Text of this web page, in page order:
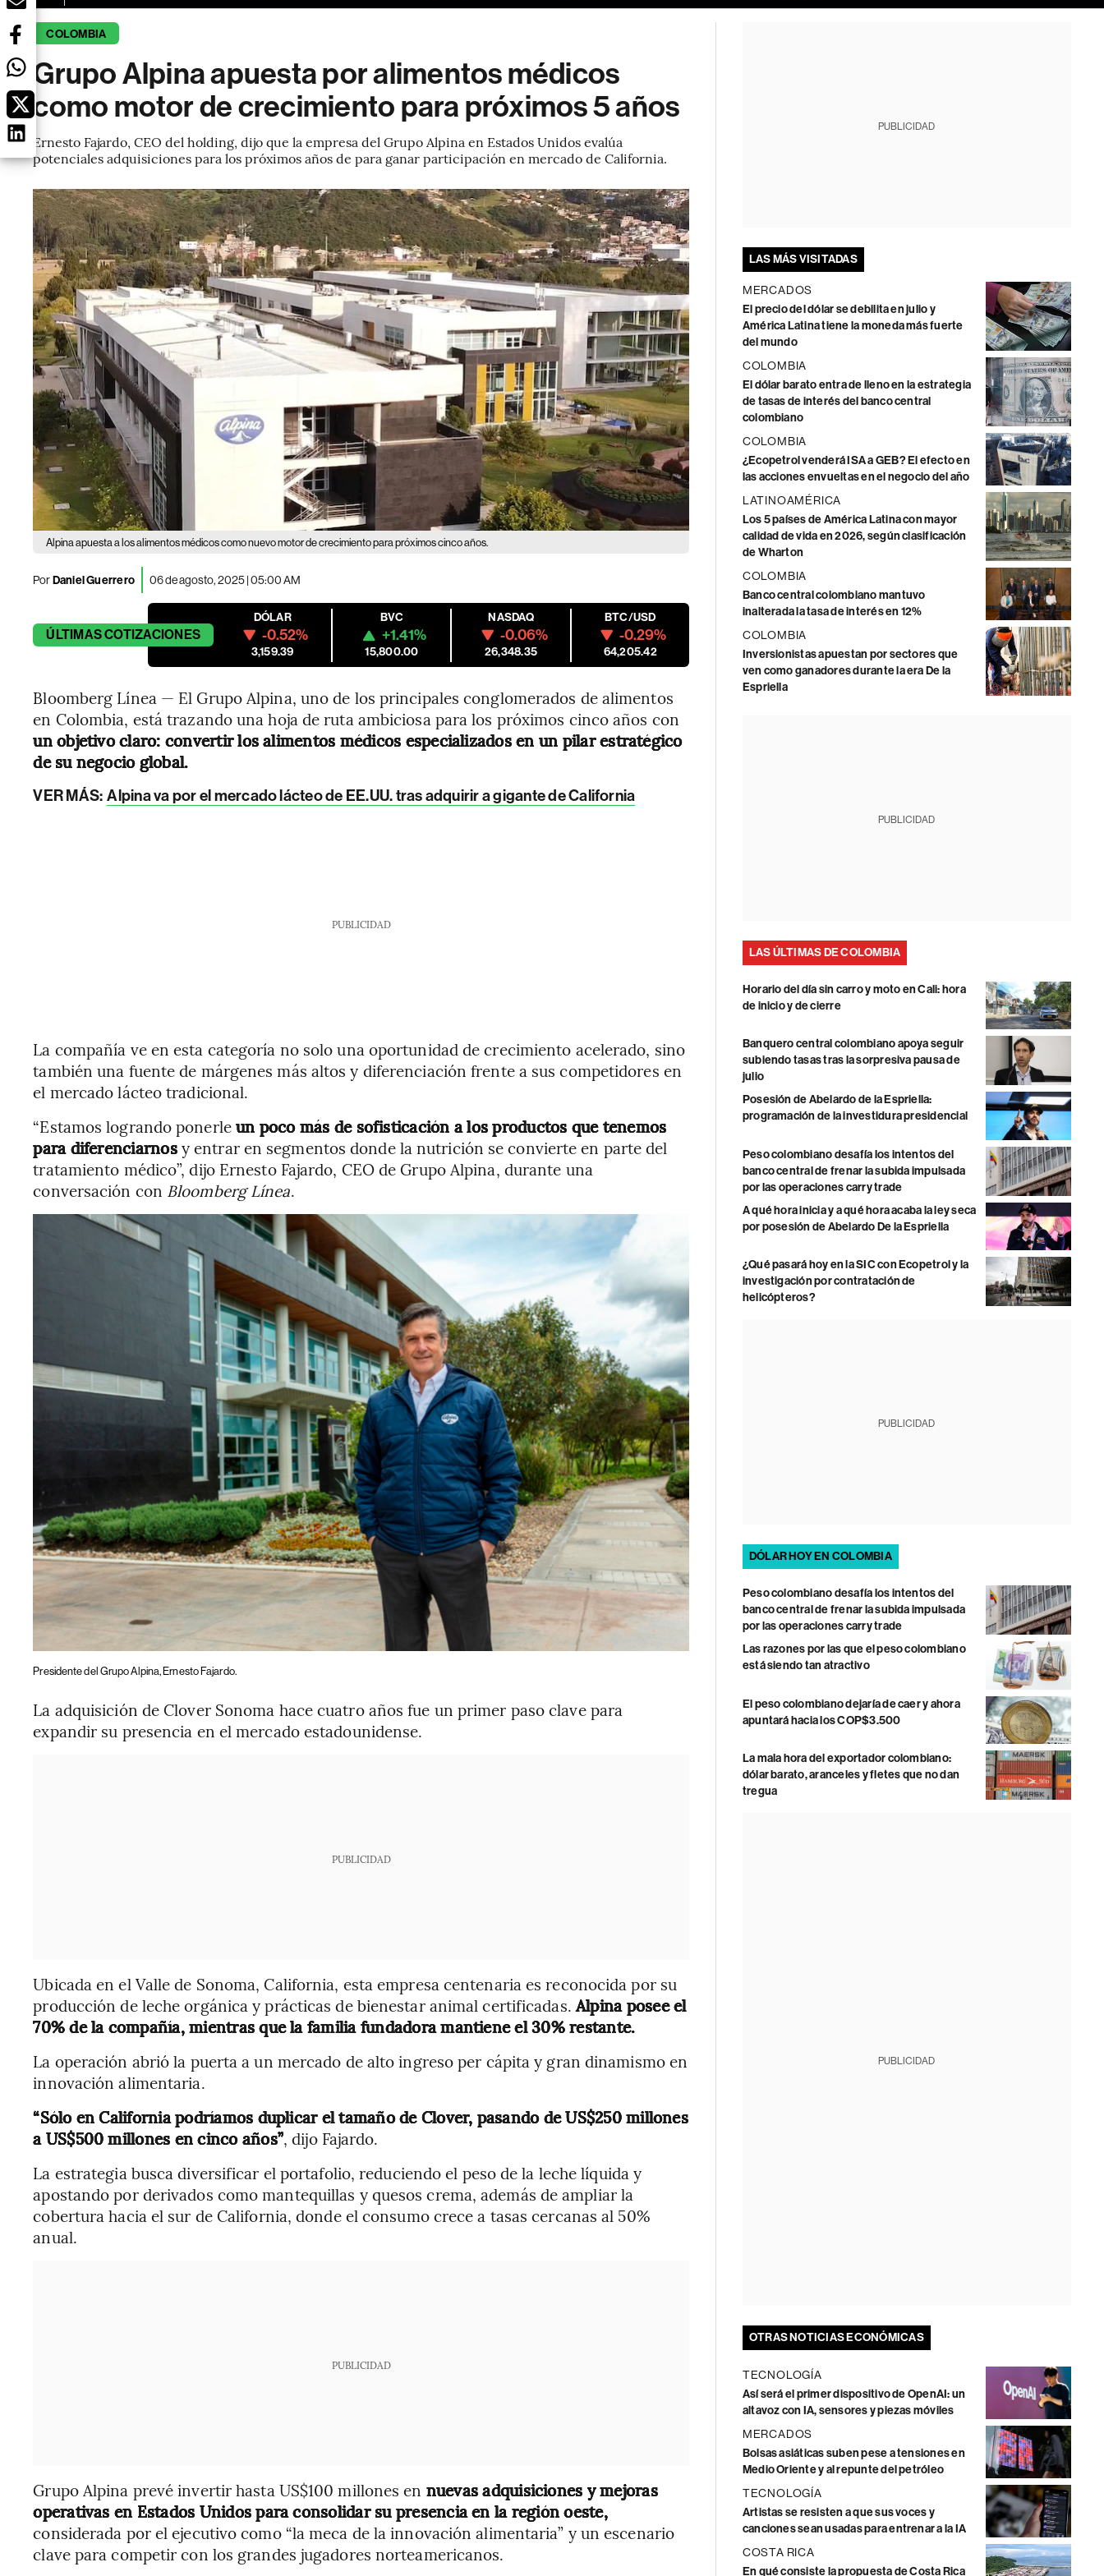
COLOMBIA
Grupo Alpina apuesta por alimentos médicos
como motor de crecimiento para próximos 5 años
Ernesto Fajardo, CEO del holding, dijo que la empresa del Grupo Alpina en Estados Unidos evalúa
potenciales adquisiciones para los próximos años de para ganar participación en mercado de California.
Alpina apuesta a los alimentos médicos como nuevo motor de crecimiento para próximos cinco años.
PorDaniel Guerrero 06 de agosto, 2025 | 05:00 AM
ÚLTIMASCOTIZACIONES
DÓLAR
-0.52%
3,159.39
BVC
+1.41%
15,800.00
NASDAQ
-0.06%
26,348.35
BTC/USD
-0.29%
64,205.42
Bloomberg Línea — El Grupo Alpina, uno de los principales conglomerados de alimentos
en Colombia, está trazando una hoja de ruta ambiciosa para los próximos cinco años con
un objetivo claro: convertir los alimentos médicos especializados en un pilar estratégico
de su negocio global.
VER MÁS: Alpina va por el mercado lácteo de EE.UU. tras adquirir a gigante de California
PUBLICIDAD
La compañía ve en esta categoría no solo una oportunidad de crecimiento acelerado, sino
también una fuente de márgenes más altos y diferenciación frente a sus competidores en
el mercado lácteo tradicional.
“Estamos logrando ponerleun poco más de sofisticación a los productos que tenemos
para diferenciarnosy entrar en segmentos donde la nutrición se convierte en parte del
tratamiento médico”, dijo Ernesto Fajardo, CEO de Grupo Alpina, durante una
conversación con Bloomberg Línea.
Presidente del Grupo Alpina, Ernesto Fajardo.
La adquisición de Clover Sonoma hace cuatro años fue un primer paso clave para
expandir su presencia en el mercado estadounidense.
PUBLICIDAD
Ubicada en el Valle de Sonoma, California, esta empresa centenaria es reconocida por su
producción de leche orgánica y prácticas de bienestar animal certificadas.Alpina posee el
70% de la compañía, mientras que la familia fundadora mantiene el 30% restante.
La operación abrió la puerta a un mercado de alto ingreso per cápita y gran dinamismo en
innovación alimentaria.
“Sólo en California podríamos duplicar el tamaño de Clover, pasando de US$250 millones
a US$500 millones en cinco años”, dijo Fajardo.
La estrategia busca diversificar el portafolio, reduciendo el peso de la leche líquida y
apostando por derivados como mantequillas y quesos crema, además de ampliar la
cobertura hacia el sur de California, donde el consumo crece a tasas cercanas al 50%
anual.
PUBLICIDAD
Grupo Alpina prevé invertir hasta US$100 millones en nuevas adquisiciones y mejoras
operativas en Estados Unidos para consolidar su presencia en la región oeste,
considerada por el ejecutivo como “la meca de la innovación alimentaria” y un escenario
clave para competir con los grandes jugadores norteamericanos.
PUBLICIDAD
LAS MÁS VISITADAS
MERCADOS
El precio del dólar se debilita en julio y
América Latina tiene la moneda más fuerte
del mundo
COLOMBIA
El dólar barato entra de lleno en la estrategia
de tasas de interés del banco central
colombiano
COLOMBIA
¿Ecopetrol venderá ISA a GEB? El efecto en
las acciones envueltas en el negocio del año
LATINOAMÉRICA
Los 5 países de América Latina con mayor
calidad de vida en 2026, según clasificación
de Wharton
COLOMBIA
Banco central colombiano mantuvo
inalterada la tasa de interés en 12%
COLOMBIA
Inversionistas apuestan por sectores que
ven como ganadores durante la era De la
Espriella
PUBLICIDAD
LAS ÚLTIMAS DE COLOMBIA
Horario del día sin carro y moto en Cali: hora
de inicio y de cierre
Banquero central colombiano apoya seguir
subiendo tasas tras la sorpresiva pausa de
julio
Posesión de Abelardo de la Espriella:
programación de la investidura presidencial
Peso colombiano desafía los intentos del
banco central de frenar la subida impulsada
por las operaciones carry trade
A qué hora inicia y a qué hora acaba la ley seca
por posesión de Abelardo De la Espriella
¿Qué pasará hoy en la SIC con Ecopetrol y la
investigación por contratación de
helicópteros?
PUBLICIDAD
DÓLAR HOY EN COLOMBIA
Peso colombiano desafía los intentos del
banco central de frenar la subida impulsada
por las operaciones carry trade
Las razones por las que el peso colombiano
está siendo tan atractivo
El peso colombiano dejaría de caer y ahora
apuntará hacia los COP$3.500
La mala hora del exportador colombiano:
dólar barato, aranceles y fletes que no dan
tregua
PUBLICIDAD
OTRAS NOTICIAS ECONÓMICAS
TECNOLOGÍA
Así será el primer dispositivo de OpenAI: un
altavoz con IA, sensores y piezas móviles
MERCADOS
Bolsas asiáticas suben pese a tensiones en
Medio Oriente y al repunte del petróleo
TECNOLOGÍA
Artistas se resisten a que sus voces y
canciones sean usadas para entrenar a la IA
COSTA RICA
En qué consiste la propuesta de Costa Rica